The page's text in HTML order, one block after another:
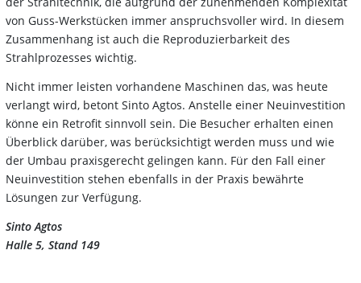
von Guss-Werkstücken immer anspruchsvoller wird. In diesem
Zusammenhang ist auch die Reproduzierbarkeit des
Strahlprozesses wichtig.
Nicht immer leisten vorhandene Maschinen das, was heute
verlangt wird, betont Sinto Agtos. Anstelle einer Neuinvestition
könne ein Retrofit sinnvoll sein. Die Besucher erhalten einen
Überblick darüber, was berücksichtigt werden muss und wie
der Umbau praxisgerecht gelingen kann. Für den Fall einer
Neuinvestition stehen ebenfalls in der Praxis bewährte
Lösungen zur Verfügung.
Sinto Agtos
Halle 5, Stand 149